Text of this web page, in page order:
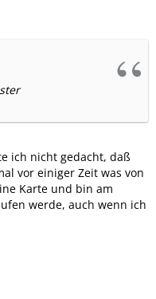
ich nicht gedacht, daß
vor einiger Zeit was von
Karte und bin am
werde, auch wenn ich